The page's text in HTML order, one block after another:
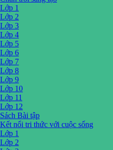
Lớp 1
Lớp 2
Lớp 3
Lớp 4
Lớp 5
Lớp 6
Lớp 7
Lớp 8
Lớp 9
Lớp 10
Lớp 11
Lớp 12
Sách Bài tập
Kết nối tri thức với cuộc sống
Lớp 1
Lớp 2